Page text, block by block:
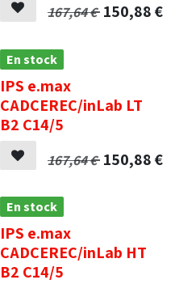
167,64€ 150,88€
En stock
IPS e.max
CADCEREC/inLab LT
B2 C14/5
167,64€ 150,88€
En stock
IPS e.max
CADCEREC/inLab HT
B2 C14/5